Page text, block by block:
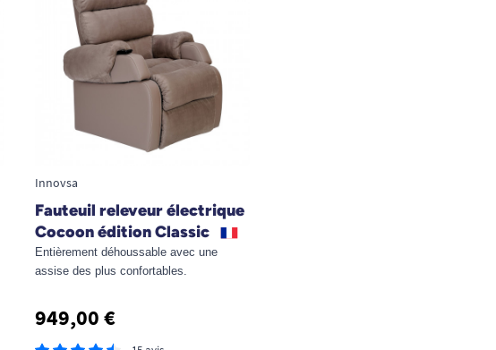
Innovsa
Fauteuil releveur électrique
Cocoon édition Classic
Entièrement déhoussable avec une
assise des plus confortables.
949,00 €